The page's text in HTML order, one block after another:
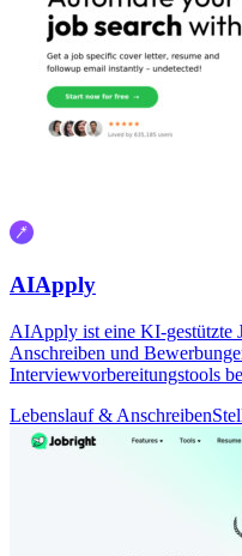
AIApply
AIApply ist eine KI-gestützte
Anschreiben und
Interviewvorbereitungstools
Lebenslauf & Anschreiben